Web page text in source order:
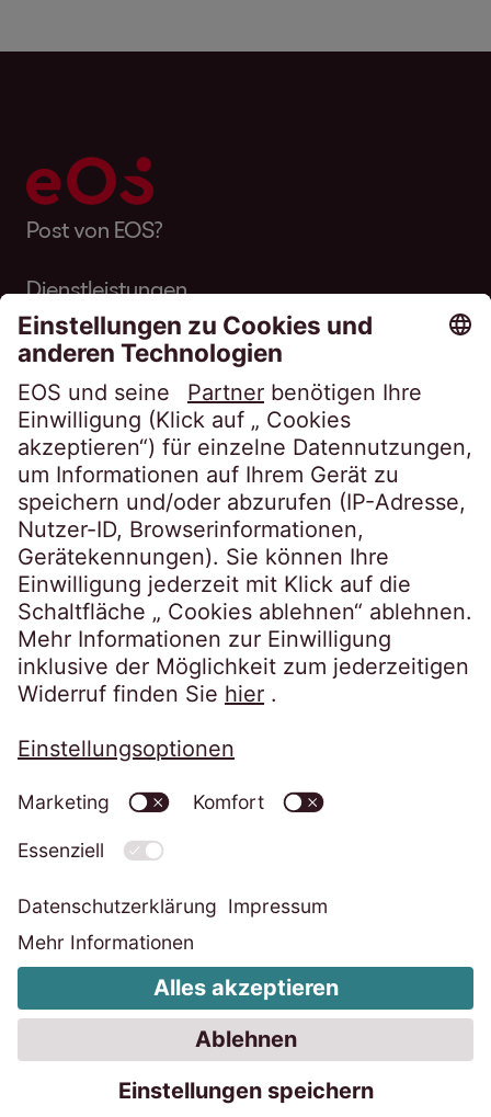
Post von EOS?
Dienstleistungen
Über EOS
Karriere
Folgen Sie uns auf
Datenschutzerklärung
Code of Conduct
Whistleblower System
Erklärung zur Barrierefreiheit